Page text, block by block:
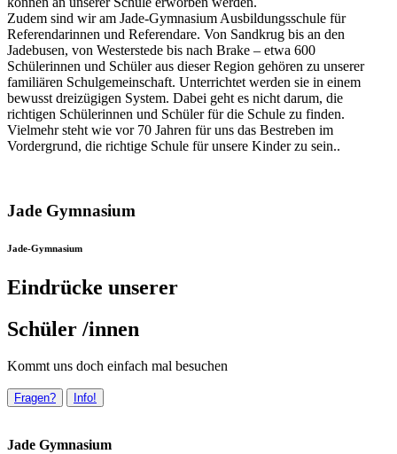
Zudem sind wir am Jade-Gymnasium Ausbildungsschule für
Referendarinnen und Referendare. Von Sandkrug bis an den
Jadebusen, von Westerstede bis nach Brake – etwa 600
Schülerinnen und Schüler aus dieser Region gehören zu unserer
familiären Schulgemeinschaft. Unterrichtet werden sie in einem
bewusst dreizügigen System. Dabei geht es nicht darum, die
richtigen Schülerinnen und Schüler für die Schule zu finden.
Vielmehr steht wie vor 70 Jahren für uns das Bestreben im
Vordergrund, die richtige Schule für unsere Kinder zu sein..
Jade Gymnasium
Jade-Gymnasium
Eindrücke unserer
Schüler /innen
Kommt uns doch einfach mal besuchen
Fragen? Info!
Jade Gymnasium